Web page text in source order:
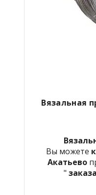
Вязальная
Вы можете
Акатьево
"